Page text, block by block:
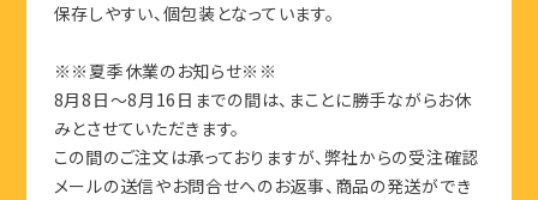
保存しやすい、個包装となっています。
※※夏季休業のお知らせ※※
8月8日～8月16日までの間は、まことに勝手ながらお休
みとさせていただきます。
この間のご注文は承っておりますが、弊社からの受注確認
メールの送信やお問合せへのお返事、商品の発送ができ